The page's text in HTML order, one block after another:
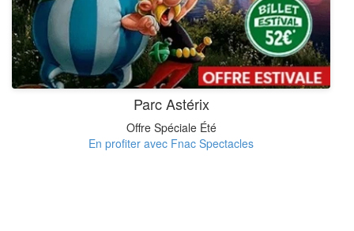
Parc Astérix
Offre Spéciale Été
En profiter avec Fnac Spectacles